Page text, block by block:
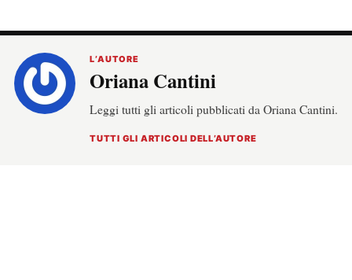
L’AUTORE
Oriana Cantini
Leggi tutti gli articoli pubblicati da Oriana Cantini.
TUTTI GLI ARTICOLI DELL’AUTORE